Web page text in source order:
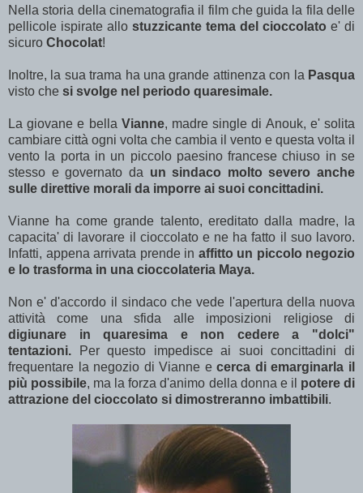
Nella storia della cinematografia il film che guida la fila delle
pellicole ispirate allo stuzzicante tema del cioccolato e' di
sicuro Chocolat!
Inoltre, la sua trama ha una grande attinenza con la Pasqua
visto che si svolge nel periodo quaresimale.
La giovane e bella Vianne, madre single di Anouk, e' solita
cambiare città ogni volta che cambia il vento e questa volta il
vento la porta in un piccolo paesino francese chiuso in se
stesso e governato da un sindaco molto severo anche
sulle direttive morali da imporre ai suoi concittadini.
Vianne ha come grande talento, ereditato dalla madre, la
capacita' di lavorare il cioccolato e ne ha fatto il suo lavoro.
Infatti, appena arrivata prende in affitto un piccolo negozio
e lo trasforma in una cioccolateria Maya.
Non e' d'accordo il sindaco che vede l'apertura della nuova
attività come una sfida alle imposizioni religiose di
digiunare in quaresima e non cedere a "dolci"
tentazioni.
Per questo impedisce ai suoi concittadini di
frequentare la negozio di Vianne ecerca di emarginarla il
più possibile, ma la forza d'animo della donna e il potere di
attrazione del cioccolato si dimostreranno imbattibili.